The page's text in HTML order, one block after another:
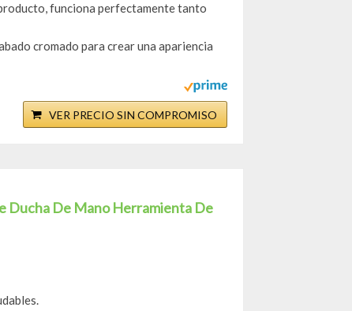
funciona perfectamente tanto
cromado para crear una apariencia
VER PRECIO SIN COMPROMISO
Ducha De Mano Herramienta De